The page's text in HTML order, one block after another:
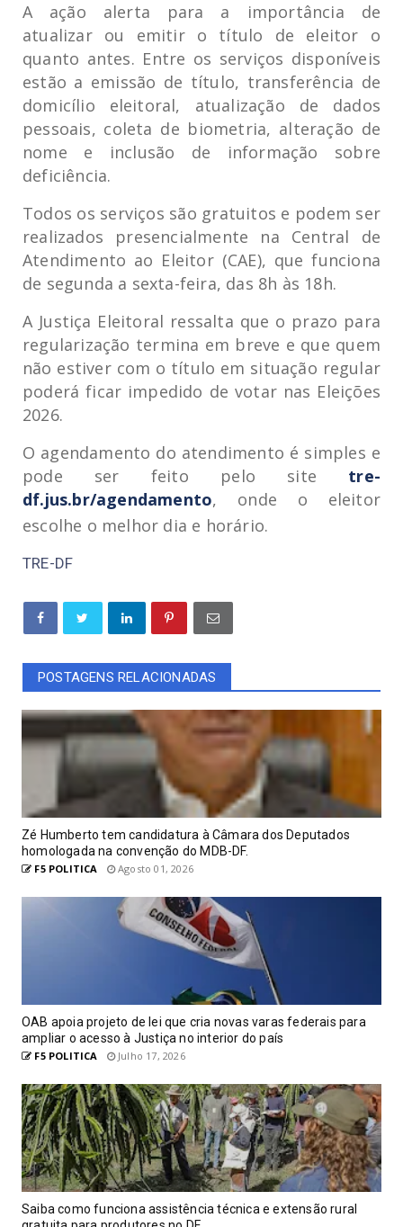
A ação alerta para a importância de
atualizar ou emitir o título de eleitor o
quanto antes. Entre os serviços disponíveis
estão a emissão de título, transferência de
domicílio eleitoral, atualização de dados
pessoais, coleta de biometria, alteração de
nome e inclusão de informação sobre
deficiência.
Todos os serviços são gratuitos e podem ser
realizados presencialmente na Central de
Atendimento ao Eleitor (CAE), que funciona
de segunda a sexta-feira, das 8h às 18h.
A Justiça Eleitoral ressalta que o prazo para
regularização termina em breve e que quem
não estiver com o título em situação regular
poderá ficar impedido de votar nas Eleições
2026.
O agendamento do atendimento é simples e
pode ser feito pelo site tre-
df.jus.br/agendamento, onde o eleitor
escolhe o melhor dia e horário.
TRE-DF
POSTAGENS RELACIONADAS
Zé Humberto tem candidatura à Câmara dos Deputados
homologada na convenção do MDB-DF.
F5 POLITICA Agosto 01, 2026
OAB apoia projeto de lei que cria novas varas federais para
ampliar o acesso à Justiça no interior do país
F5 POLITICA Julho 17, 2026
Saiba como funciona assistência técnica e extensão rural